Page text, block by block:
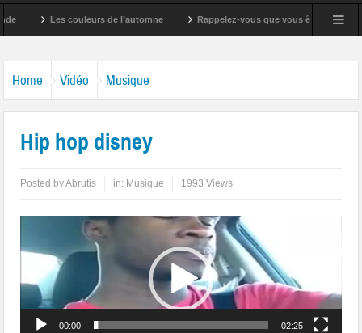
Les couleurs de l’automne Rappelez-vous que vous êtes super !
Home Vidéo Musique
Hip hop disney
Posted byAbrutis in: Musique 1993 Views
00:00 02:25